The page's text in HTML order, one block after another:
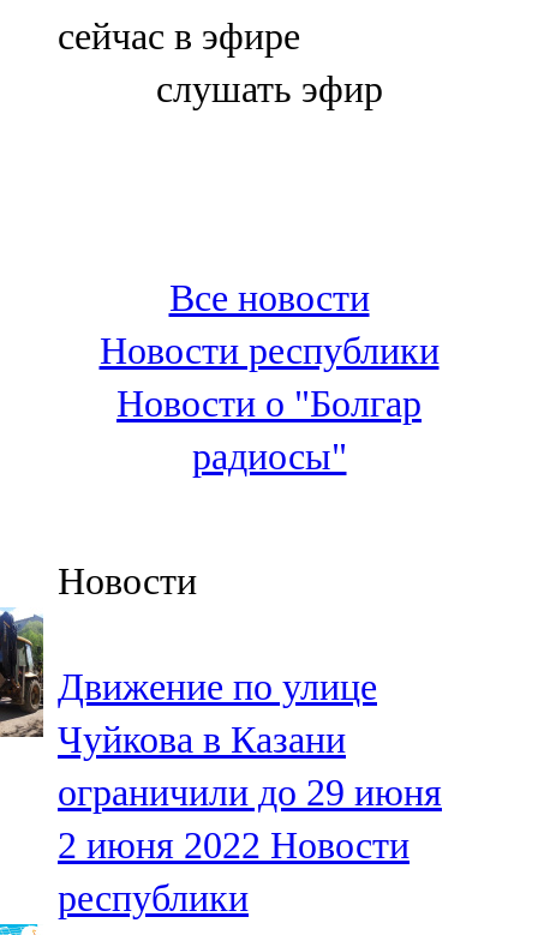
Болгар
100,3 FM
Зәй
106,6 FM
Кадыбаш
105,2 FM
91,5 FM
106,1 FM
Кама тамагы
71,51 FM
Кукмара
107,9 FM
сейчас в эфире
слушать эфир
Все новости
Новости республики
Новости о "Болгар
радиосы"
Новости
Движение по улице
Чуйкова в Казани
ограничили до 29 июня
2 июня 2022 Новости
республики